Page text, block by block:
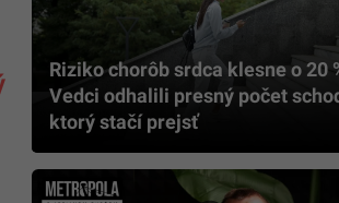
Riziko chorôb srdca klesne o 20
Vedci odhalili presný počet
ktorý stačí prejsť